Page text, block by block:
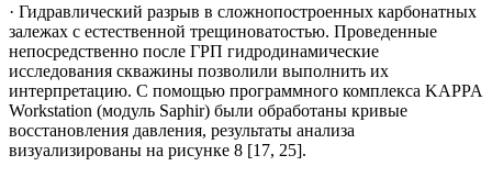
· Гидравлический разрыв в сложнопостроенных карбонатных
залежах с естественной трещиноватостью. Проведенные
непосредственно после ГРП гидродинамические
исследования скважины позволили выполнить их
интерпретацию. С помощью программного комплекса KAPPA
Workstation (модуль Saphir) были обработаны кривые
восстановления давления, результаты анализа
визуализированы на рисунке 8 [17, 25].